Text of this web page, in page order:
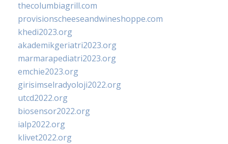
thecolumbiagrill.com
provisionscheeseandwineshoppe.com
khedi2023.org
akademikgeriatri2023.org
marmarapediatri2023.org
emchie2023.org
girisimselradyoloji2022.org
utcd2022.org
biosensor2022.org
ialp2022.org
klivet2022.org